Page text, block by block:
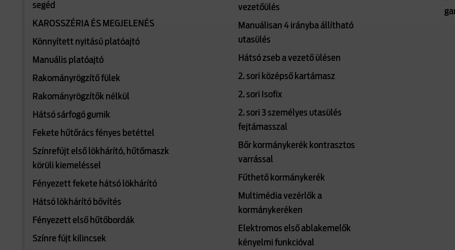
segéd
KAROSSZÉRIA ÉS MEGJELENÉS
Könnyített nyitású platóajtó
Manuális platóajtó
Rakományrögzítő fülek
Rakományrögzítők nélkül
Hátsó sárfogó gumik
Fekete hűtőrács fényes betéttel
Színrefújt első lökhárító, hűtőmaszk
körüli kiemeléssel
Fényezett fekete hátsó lökhárító
Hátsó lökhárító bővítés
Fényezett első hűtőbordák
Színre fújt kilincsek
vezetőülés
Manuálisan 4 irányba állítható
utasülés
Hátsó zseb a vezető ülésen
2. sori középső kartámasz
2. sori Isofix
2. sori 3 személyes utasülés
fejtámasszal
Bőr kormánykerék kontrasztos
varrással
Fűthető kormánykerék
Multimédia vezérlők a
kormánykeréken
Elektromos első ablakemelők
kényelmi funkcióval